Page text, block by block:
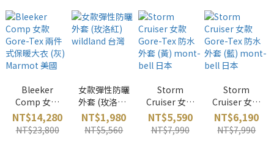
MAMMUT 長
毛象
Bleeker
Comp 女款
Gore-Tex 兩
件式保暖大衣
(灰) Marmot
NT$14,280
NT$23,800
女款彈性防曬
外套 (玫洛紅)
wildland 台
灣
NT$1,980
NT$5,560
Storm
Cruiser 女款
Gore-Tex 防
水外套 (黃)
mont-bell
NT$5,590
NT$7,990
Storm
Cruiser 女款
Gore-Tex 防
水外套 (藍)
mont-bell
NT$6,190
NT$7,990